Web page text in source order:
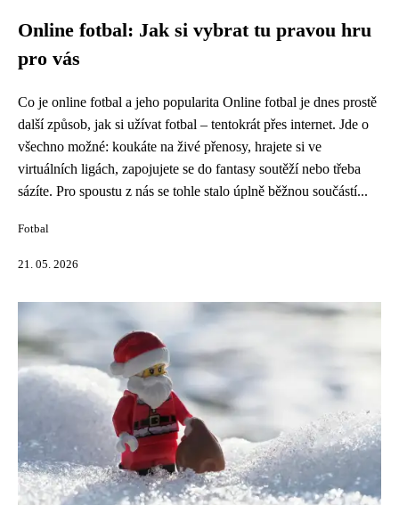
Online fotbal: Jak si vybrat tu pravou hru
pro vás
Co je online fotbal a jeho popularita Online fotbal je dnes prostě
další způsob, jak si užívat fotbal – tentokrát přes internet. Jde o
všechno možné: koukáte na živé přenosy, hrajete si ve
virtuálních ligách, zapojujete se do fantasy soutěží nebo třeba
sázíte. Pro spoustu z nás se tohle stalo úplně běžnou součástí...
Fotbal
21. 05. 2026